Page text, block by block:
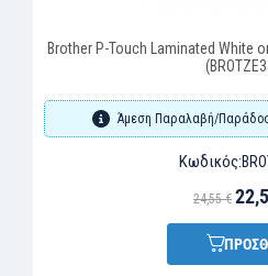
Brother P-Touch Laminated White
Άμεση Παραλαβή/
Κωδικός:
24,55 €